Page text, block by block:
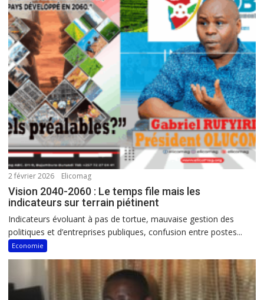
2 février 2026 Elicomag
Vision 2040-2060 : Le temps file mais les
indicateurs sur terrain piétinent
Indicateurs évoluant à pas de tortue, mauvaise gestion des
politiques et d’entreprises publiques, confusion entre postes...
Economie